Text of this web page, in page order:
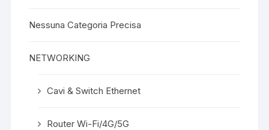
Nessuna Categoria Precisa
NETWORKING
Cavi & Switch Ethernet
Router Wi-Fi/4G/5G